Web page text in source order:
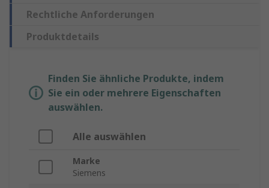
Rechtliche Anforderungen
Produktdetails
Finden Sie ähnliche Produkte, indem
Sie ein oder mehrere Eigenschaften
auswählen.
Alle auswählen
Marke
Siemens